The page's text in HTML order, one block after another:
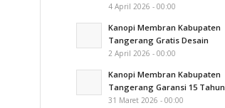
4 April 2026 - 00:00
Kanopi Membran Kabupaten
Tangerang Gratis Desain
2 April 2026 - 00:00
Kanopi Membran Kabupaten
Tangerang Garansi 15 Tahun
31 Maret 2026 - 00:00